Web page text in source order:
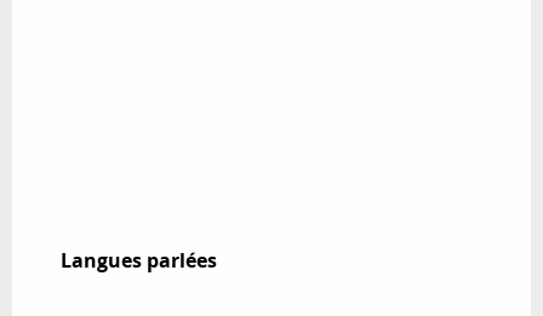
Langues parlées
Langues parlées